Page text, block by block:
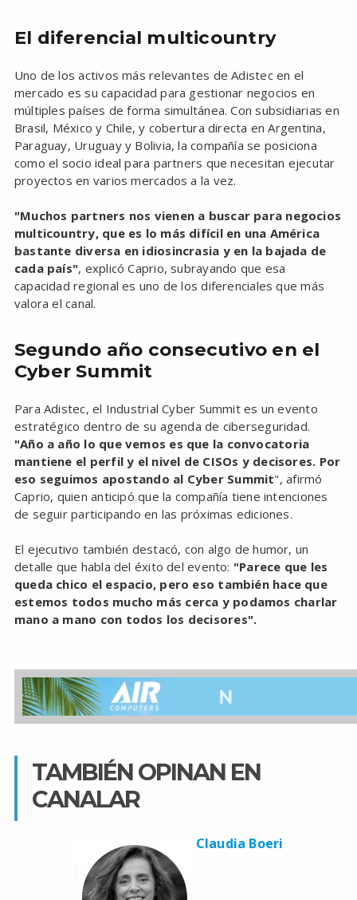
El diferencial multicountry
Uno de los activos más relevantes de Adistec en el
mercado es su capacidad para gestionar negocios en
múltiples países de forma simultánea. Con subsidiarias en
Brasil, México y Chile, y cobertura directa en Argentina,
Paraguay, Uruguay y Bolivia, la compañía se posiciona
como el socio ideal para partners que necesitan ejecutar
proyectos en varios mercados a la vez.
"Muchos partners nos vienen a buscar para negocios
multicountry, que es lo más difícil en una América
bastante diversa en idiosincrasia y en la bajada de
cada país", explicó Caprio, subrayando que esa
capacidad regional es uno de los diferenciales que más
valora el canal.
Segundo año consecutivo en el
Cyber Summit
Para Adistec, el Industrial Cyber Summit es un evento
estratégico dentro de su agenda de ciberseguridad.
"Año a año lo que vemos es que la convocatoria
mantiene el perfil y el nivel de CISOs y decisores. Por
eso seguimos apostando al Cyber Summit", afirmó
Caprio, quien anticipó que la compañía tiene intenciones
de seguir participando en las próximas ediciones.
El ejecutivo también destacó, con algo de humor, un
detalle que habla del éxito del evento: "Parece que les
queda chico el espacio, pero eso también hace que
estemos todos mucho más cerca y podamos charlar
mano a mano con todos los decisores".
TAMBIÉN OPINAN EN
CANALAR
Claudia Boeri